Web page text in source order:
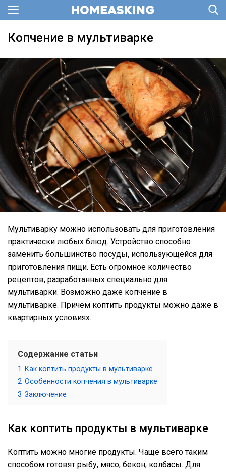
Копчение в мультиварке
Мультиварку можно использовать для приготовления
практически любых блюд. Устройство способно
заменить большинство посуды, использующейся для
приготовления пищи. Есть огромное количество
рецептов, разработанных специально для
мультиварки. Возможно даже копчение в
мультиварке. Причём коптить продукты можно даже в
квартирных условиях.
Содержание статьи
1
Как коптить продукты в мультиварке
2 Особенности копчения в мультиварке
3 Заключение
Как коптить продукты в мультиварке
Коптить можно многие продукты. Чаще всего таким
способом готовят рыбу, мясо, бекон, колбасы. Для